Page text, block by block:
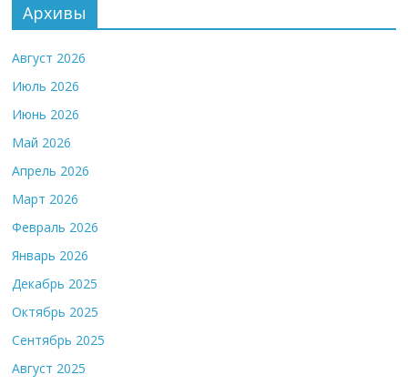
Архивы
Август 2026
Июль 2026
Июнь 2026
Май 2026
Апрель 2026
Март 2026
Февраль 2026
Январь 2026
Декабрь 2025
Октябрь 2025
Сентябрь 2025
Август 2025